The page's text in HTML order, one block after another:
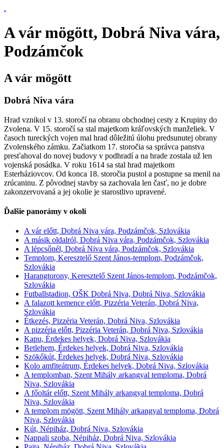
.
A vár mögött, Dobrá Niva vára,
Podzámčok
A vár mögött
Dobrá Niva vára
Hrad vznikol v 13. storočí na obranu obchodnej cesty z Krupiny do
Zvolena. V 15. storočí sa stal majetkom kráľovských manželiek. V
časoch tureckých vojen mal hrad dôležitú úlohu predsunutej obrany
Zvolenského zámku. Začiatkom 17. storočia sa správca panstva
presťahoval do novej budovy v podhradí a na hrade zostala už len
vojenská posádka. V roku 1614 sa stal hrad majetkom
Esterháziovcov. Od konca 18. storočia pustol a postupne sa menil na
zrúcaninu. Z pôvodnej stavby sa zachovala len časť, no je dobre
zakonzervovaná a jej okolie je starostlivo upravené.
Ďalšie panorámy v okolí
A vár előtt, Dobrá Niva vára, Podzámčok, Szlovákia
A másik oldalról, Dobrá Niva vára, Podzámčok, Szlovákia
A lépcsőnél, Dobrá Niva vára, Podzámčok, Szlovákia
Templom, Keresztelő Szent János-templom, Podzámčok,
Szlovákia
Harangtorony, Keresztelő Szent János-templom, Podzámčok,
Szlovákia
Futballstadion, OŠK Dobrá Niva, Dobrá Niva, Szlovákia
A falazott kemence előtt, Pizzéria Veterán, Dobrá Niva,
Szlovákia
Étkezés, Pizzéria Veterán, Dobrá Niva, Szlovákia
A pizzéria előtt, Pizzéria Veterán, Dobrá Niva, Szlovákia
Kapu, Érdekes helyek, Dobrá Niva, Szlovákia
Betlehem, Érdekes helyek, Dobrá Niva, Szlovákia
Szökőkút, Érdekes helyek, Dobrá Niva, Szlovákia
Kolo amfiteátrum, Érdekes helyek, Dobrá Niva, Szlovákia
A templomban, Szent Mihály arkangyal temploma, Dobrá
Niva, Szlovákia
A főoltár előtt, Szent Mihály arkangyal temploma, Dobrá
Niva, Szlovákia
A templom mögött, Szent Mihály arkangyal temploma, Dobrá
Niva, Szlovákia
Kút, Népiház, Dobrá Niva, Szlovákia
Nappali szoba, Népiház, Dobrá Niva, Szlovákia